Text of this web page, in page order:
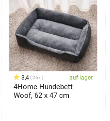
3,4 26x auf lager
4Home Hundebett
Woof, 62 x 47 cm